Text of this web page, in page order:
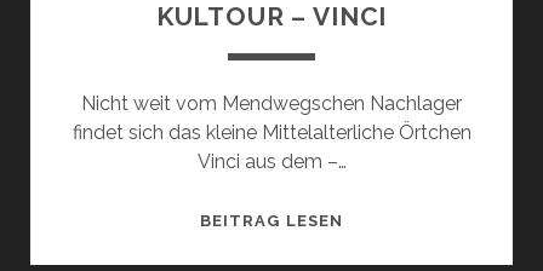
KULTOUR – VINCI
Nicht weit vom Mendwegschen Nachlager
findet sich das kleine Mittelalterliche Örtchen
Vinci aus dem –…
BEITRAG LESEN